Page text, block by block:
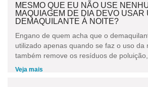
MESMO QUE EU NÃO USE
MAQUIAGEM DE DIA DEVO USAR
DEMAQUILANTE À NOITE?
Engano de quem acha que o
utilizado apenas quando se faz o uso da
também remove os resíduos de poluição,
Veja mais